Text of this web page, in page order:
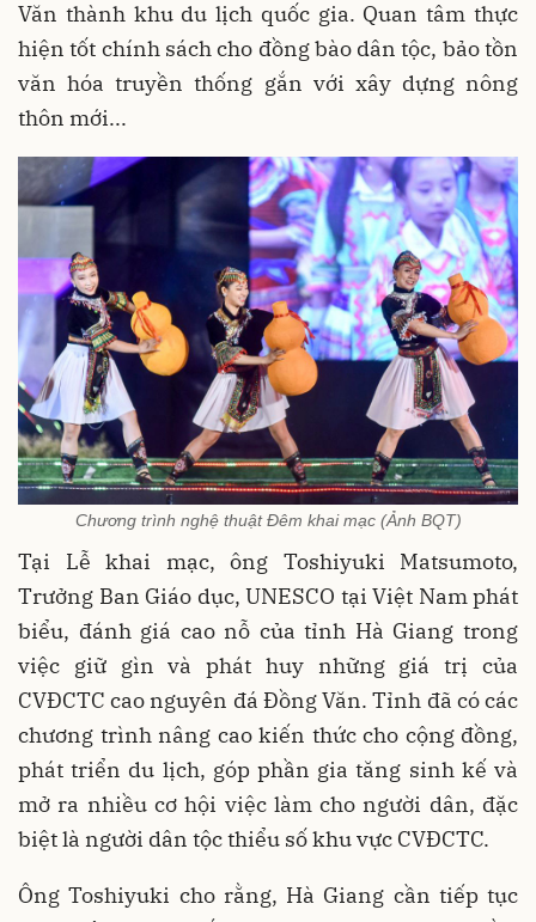
Văn thành khu du lịch quốc gia. Quan tâm thực
hiện tốt chính sách cho đồng bào dân tộc, bảo tồn
văn hóa truyền thống gắn với xây dựng nông
thôn mới...
Chương trình nghệ thuật Đêm khai mạc (Ảnh BQT)
Tại Lễ khai mạc, ông Toshiyuki Matsumoto,
Trưởng Ban Giáo dục, UNESCO tại Việt Nam phát
biểu, đánh giá cao nỗ của tỉnh Hà Giang trong
việc giữ gìn và phát huy những giá trị của
CVĐCTC cao nguyên đá Đồng Văn. Tỉnh đã có các
chương trình nâng cao kiến thức cho cộng đồng,
phát triển du lịch, góp phần gia tăng sinh kế và
mở ra nhiều cơ hội việc làm cho người dân, đặc
biệt là người dân tộc thiểu số khu vực CVĐCTC.
Ông Toshiyuki cho rằng, Hà Giang cần tiếp tục